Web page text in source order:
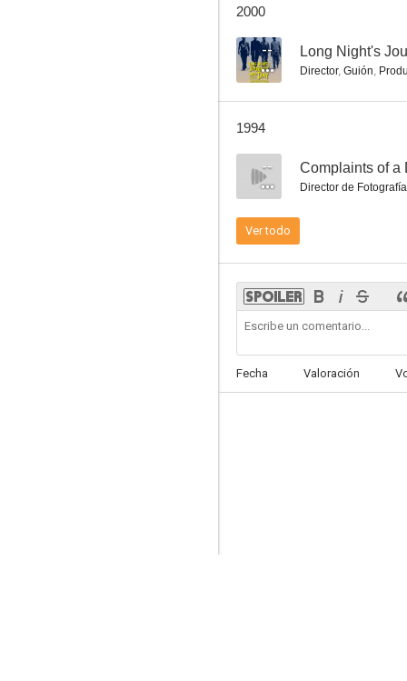
2000
-- Long Night's
Director, Guión,
1994
-- Complaints of a
Director de Fotografía
Ver todo
Fecha Valoración